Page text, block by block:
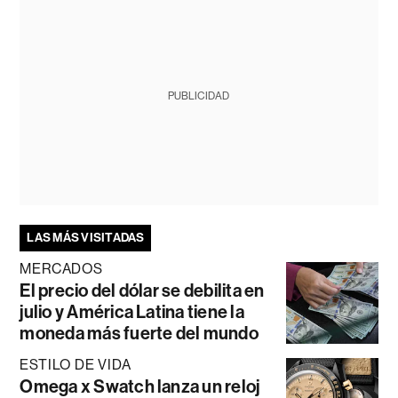
PUBLICIDAD
LAS MÁS VISITADAS
MERCADOS
El precio del dólar se debilita en
julio y América Latina tiene la
moneda más fuerte del mundo
ESTILO DE VIDA
Omega x Swatch lanza un reloj